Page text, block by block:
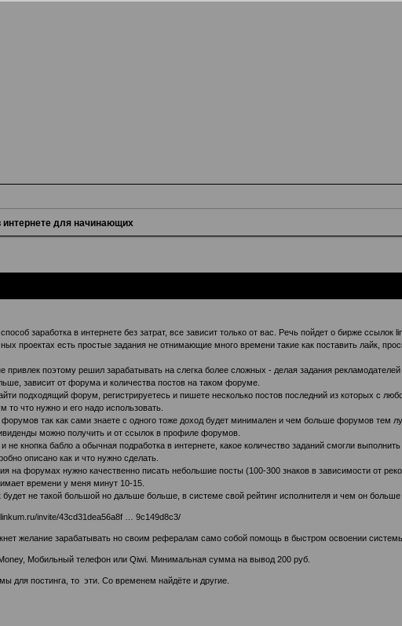
интернете для начинающих
заработка в интернете без затрат, все зависит только от вас. Речь пойдет о бирже
проектах есть простые задания не отнимающие много времени такие как поставить лайк,
привлек поэтому решил зарабатывать на слегка более сложных - делая задания
зависит от форума и количества постов на таком форуме.
подходящий форум, регистрируетесь и пишете несколько постов последний из которых с
то что нужно и его надо использовать.
так как сами знаете с одного тоже доход будет минимален и чем больше форумов тем
можно получить и от ссылок в профиле форумов.
не кнопка бабло а обычная подработка в интернете, какое количество заданий смогли
описано как и что нужно сделать.
на форумах нужно качественно писать небольшие посты (100-300 знаков в зависимости от
времени у меня минут 10-15.
не такой большой но дальше больше, в системе свой рейтинг исполнителя и чем он
invite/43cd31dea56a8f … 9c149d8c3/
желание зарабатывать но своим рефералам само собой помощь в быстром освоении
Мобильный телефон или Qiwi. Минимальная сумма на вывод 200 руб.
для постинга, то эти. Со временем найдёте и другие.